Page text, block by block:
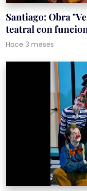
Santiago: Obra
teatral con
Hace 3 meses